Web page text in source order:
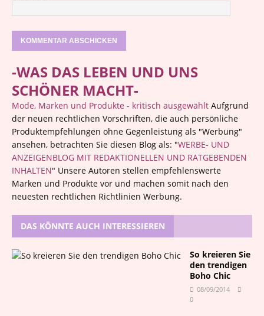
-WAS DAS LEBEN UND UNS
SCHÖNER MACHT-
Mode, Marken und Produkte - kritisch ausgewählt Aufgrund
der neuen rechtlichen Vorschriften, die auch persönliche
Produktempfehlungen ohne Gegenleistung als "Werbung"
ansehen, betrachten Sie diesen Blog als: "WERBE- UND
ANZEIGENBLOG MIT REDAKTIONELLEN UND RATGEBENDEN
INHALTEN" Unsere Autoren stellen empfehlenswerte
Marken und Produkte vor und machen somit nach den
neuesten rechtlichen Richtlinien Werbung.
DAS KÖNNTE AUCH INTERESSIEREN
So kreieren Sie
den trendigen
Boho Chic
08/09/2014
0